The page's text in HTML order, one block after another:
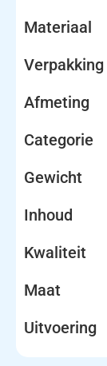
Materiaal
Verpakking
Afmeting
Categorie
Gewicht
Inhoud
Kwaliteit
Maat
Uitvoering